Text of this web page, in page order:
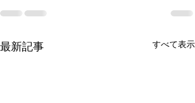
最新記事 すべて表示